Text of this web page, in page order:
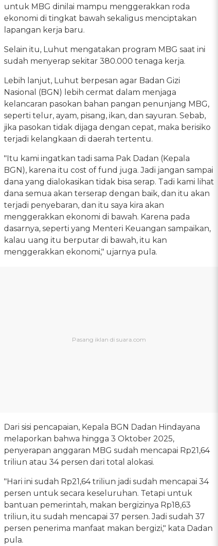
untuk MBG dinilai mampu menggerakkan roda
ekonomi di tingkat bawah sekaligus menciptakan
lapangan kerja baru.
Selain itu, Luhut mengatakan program MBG saat ini
sudah menyerap sekitar 380.000 tenaga kerja.
Lebih lanjut, Luhut berpesan agar Badan Gizi
Nasional (BGN) lebih cermat dalam menjaga
kelancaran pasokan bahan pangan penunjang MBG,
seperti telur, ayam, pisang, ikan, dan sayuran. Sebab,
jika pasokan tidak dijaga dengan cepat, maka berisiko
terjadi kelangkaan di daerah tertentu.
"Itu kami ingatkan tadi sama Pak Dadan (Kepala
BGN), karena itu cost of fund juga. Jadi jangan sampai
dana yang dialokasikan tidak bisa serap. Tadi kami lihat
dana semua akan terserap dengan baik, dan itu akan
terjadi penyebaran, dan itu saya kira akan
menggerakkan ekonomi di bawah. Karena pada
dasarnya, seperti yang Menteri Keuangan sampaikan,
kalau uang itu berputar di bawah, itu kan
menggerakkan ekonomi," ujarnya pula.
Dari sisi pencapaian, Kepala BGN Dadan Hindayana
melaporkan bahwa hingga 3 Oktober 2025,
penyerapan anggaran MBG sudah mencapai Rp21,64
triliun atau 34 persen dari total alokasi.
"Hari ini sudah Rp21,64 triliun jadi sudah mencapai 34
persen untuk secara keseluruhan. Tetapi untuk
bantuan pemerintah, makan bergizinya Rp18,63
triliun, itu sudah mencapai 37 persen. Jadi sudah 37
persen penerima manfaat makan bergizi," kata Dadan
pula.